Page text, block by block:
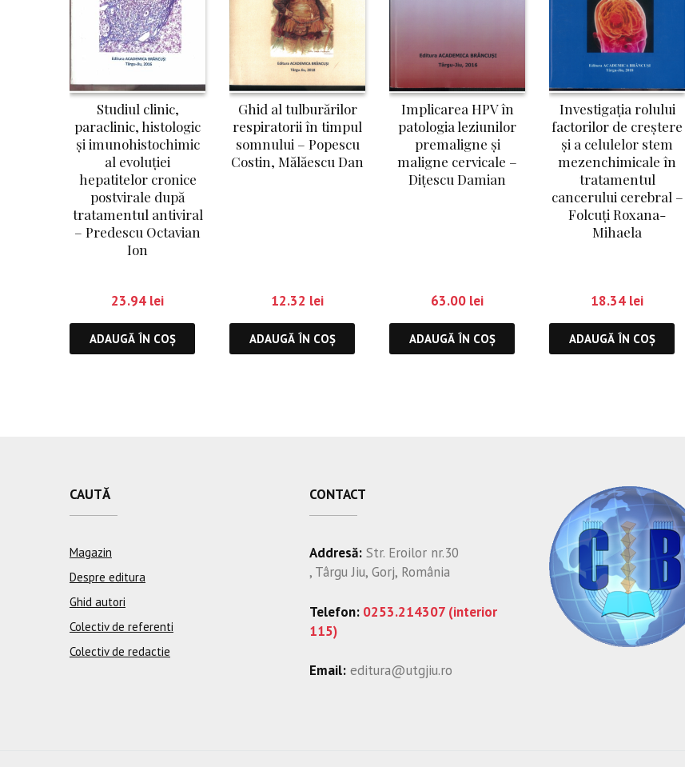
Studiul clinic,
paraclinic, histologic
și imunohistochimic
al evoluției
hepatitelor cronice
postvirale după
tratamentul antiviral
– Predescu Octavian
Ion
23.94 lei
ADAUGĂ ÎN COȘ
Ghid al tulburărilor
respiratorii în timpul
somnului – Popescu
Costin, Mălăescu Dan
12.32 lei
ADAUGĂ ÎN COȘ
Implicarea HPV în
patologia leziunilor
premaligne și
maligne cervicale –
Dițescu Damian
63.00 lei
ADAUGĂ ÎN COȘ
Investigația rolului
factorilor de creștere
și a celulelor stem
mezenchimicale în
tratamentul
cancerului cerebral –
Folcuți Roxana-
Mihaela
18.34 lei
ADAUGĂ ÎN COȘ
CAUTĂ
Magazin
Despre editura
Ghid autori
Colectiv de referenti
Colectiv de redactie
CONTACT
Addresă: Str. Eroilor nr.30
, Târgu Jiu, Gorj, România
Telefon: 0253.214307 (interior
115)
Email: editura@utgjiu.ro